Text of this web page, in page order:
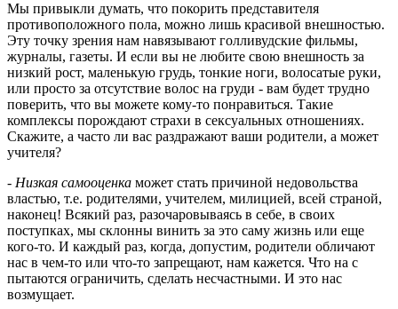
Мы привыкли думать, что покорить представителя
противоположного пола, можно лишь красивой внешностью.
Эту точку зрения нам навязывают голливудские фильмы,
журналы, газеты. И если вы не любите свою внешность за
низкий рост, маленькую грудь, тонкие ноги, волосатые руки,
или просто за отсутствие волос на груди - вам будет трудно
поверить, что вы можете кому-то понравиться. Такие
комплексы порождают страхи в сексуальных отношениях.
Скажите, а часто ли вас раздражают ваши родители, а может
учителя?
- Низкая самооценка может стать причиной недовольства
властью, т.е. родителями, учителем, милицией, всей страной,
наконец! Всякий раз, разочаровываясь в себе, в своих
поступках, мы склонны винить за это саму жизнь или еще
кого-то. И каждый раз, когда, допустим, родители обличают
нас в чем-то или что-то запрещают, нам кажется. Что на с
пытаются ограничить, сделать несчастными. И это нас
возмущает.